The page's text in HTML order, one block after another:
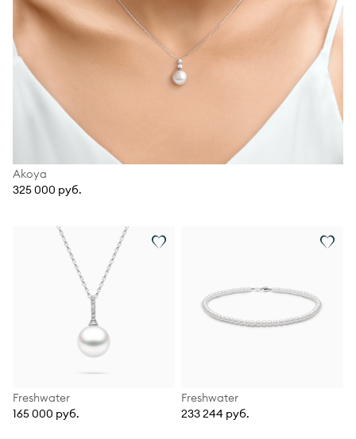
Akoya
325 000 руб.
Freshwater
165 000 руб.
Freshwater
233 244 руб.